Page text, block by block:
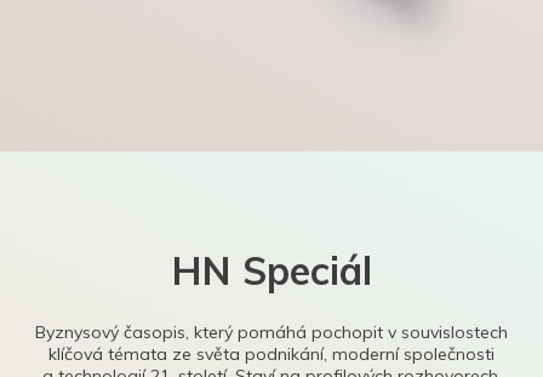
HN Speciál
Byznysový časopis, který pomáhá pochopit v souvislostech
klíčová témata ze světa podnikání, moderní společnosti